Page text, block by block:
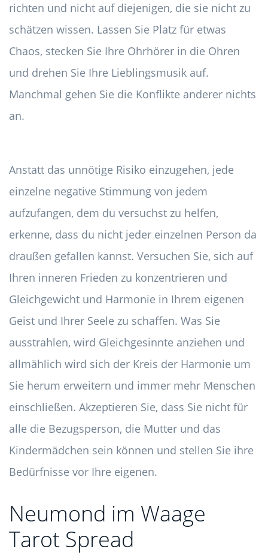
richten und nicht auf diejenigen, die sie nicht zu
schätzen wissen. Lassen Sie Platz für etwas
Chaos, stecken Sie Ihre Ohrhörer in die Ohren
und drehen Sie Ihre Lieblingsmusik auf.
Manchmal gehen Sie die Konflikte anderer nichts
an.
Anstatt das unnötige Risiko einzugehen, jede
einzelne negative Stimmung von jedem
aufzufangen, dem du versuchst zu helfen,
erkenne, dass du nicht jeder einzelnen Person da
draußen gefallen kannst. Versuchen Sie, sich auf
Ihren inneren Frieden zu konzentrieren und
Gleichgewicht und Harmonie in Ihrem eigenen
Geist und Ihrer Seele zu schaffen. Was Sie
ausstrahlen, wird Gleichgesinnte anziehen und
allmählich wird sich der Kreis der Harmonie um
Sie herum erweitern und immer mehr Menschen
einschließen. Akzeptieren Sie, dass Sie nicht für
alle die Bezugsperson, die Mutter und das
Kindermädchen sein können und stellen Sie ihre
Bedürfnisse vor Ihre eigenen.
Neumond im Waage
Tarot Spread